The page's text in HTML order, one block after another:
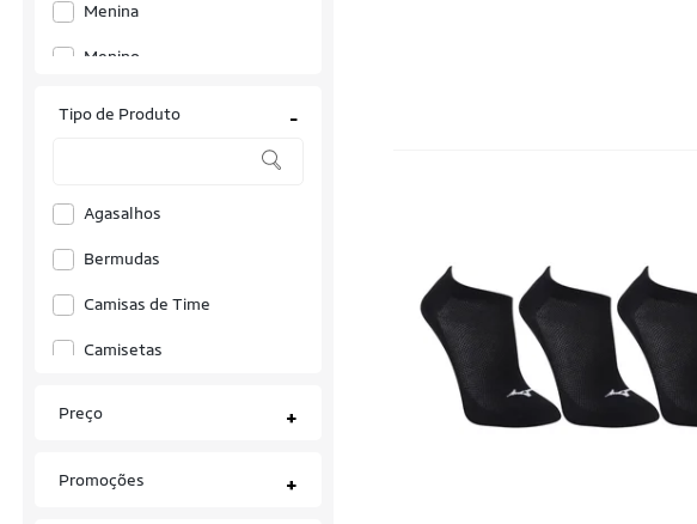
Menina
Menino
Tipo de Produto -
Agasalhos
Bermudas
Camisas de Time
Camisetas
Cuecas
Preço +
Promoções +